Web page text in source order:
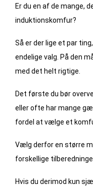
Er du en af de mange,
induktionskomfur?
Så er der lige et par
endelige valg. På den
med det helt rigtige.
Det første du bør
eller ofte har mange
fordel at vælge et
Vælg derfor en større
forskellige
Hvis du derimod kun